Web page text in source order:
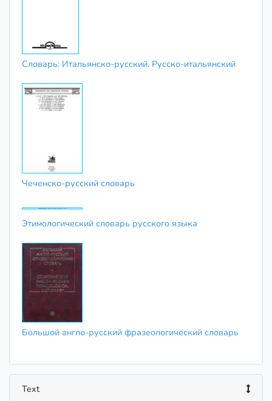
Словарь: Итальянско-русский. Русско-итальянский
Чеченско-русский словарь
Этимологический словарь русского языка
Большой англо-русский фразеологический словарь
Text